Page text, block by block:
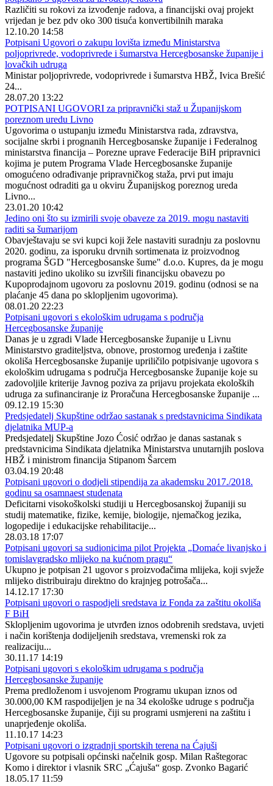
Različiti su rokovi za izvođenje radova, a financijski ovaj projekt
vrijedan je bez pdv oko 300 tisuća konvertibilnih maraka
12.10.20 14:58
Potpisani Ugovori o zakupu lovišta između Ministarstva
poljoprivrede, vodoprivrede i šumarstva Hercegbosanske županije i
lovačkih udruga
Ministar poljoprivrede, vodoprivrede i šumarstva HBŽ, Ivica Brešić
24...
28.07.20 13:22
POTPISANI UGOVORI za pripravnički staž u Županijskom
poreznom uredu Livno
Ugovorima o ustupanju između Ministarstva rada, zdravstva,
socijalne skrbi i prognanih Hercegbosanske županije i Federalnog
ministarstva financija – Porezne uprave Federacije BiH pripravnici
kojima je putem Programa Vlade Hercegbosanske županije
omogućeno odrađivanje pripravničkog staža, prvi put imaju
mogućnost odraditi ga u okviru Županijskog poreznog ureda
Livno...
23.01.20 10:42
Jedino oni što su izmirili svoje obaveze za 2019. mogu nastaviti
raditi sa šumarijom
Obavještavaju se svi kupci koji žele nastaviti suradnju za poslovnu
2020. godinu, za isporuku drvnih sortimenata iz proizvodnog
programa ŠGD "Hercegbosanske šume" d.o.o. Kupres, da je mogu
nastaviti jedino ukoliko su izvršili financijsku obavezu po
Kupoprodajnom ugovoru za poslovnu 2019. godinu (odnosi se na
plaćanje 45 dana po sklopljenim ugovorima).
08.01.20 22:23
Potpisani ugovori s ekološkim udrugama s područja
Hercegbosanske županije
Danas je u zgradi Vlade Hercegbosanske županije u Livnu
Ministarstvo graditeljstva, obnove, prostornog uređenja i zaštite
okoliša Hercegbosanske županije upriličilo potpisivanje ugovora s
ekološkim udrugama s područja Hercegbosanske županije koje su
zadovoljile kriterije Javnog poziva za prijavu projekata ekoloških
udruga za sufinanciranje iz Proračuna Hercegbosanske županije ...
09.12.19 15:30
Predsjedatelj Skupštine održao sastanak s predstavnicima Sindikata
djelatnika MUP-a
Predsjedatelj Skupštine Jozo Ćosić održao je danas sastanak s
predstavnicima Sindikata djelatnika Ministarstva unutarnjih poslova
HBŽ i ministrom financija Stipanom Šarcem
03.04.19 20:48
Potpisani ugovori o dodjeli stipendija za akademsku 2017./2018.
godinu sa osamnaest studenata
Deficitarni visokoškolski studiji u Hercegbosanskoj županiji su
studij matematike, fizike, kemije, biologije, njemačkog jezika,
logopedije i edukacijske rehabilitacije...
28.03.18 17:07
Potpisani ugovori sa sudionicima pilot Projekta „Domaće livanjsko i
tomislavgradsko mlijeko na kućnom pragu“
Ukupno je potpisan 21 ugovor s proizvođačima mlijeka, koji svježe
mlijeko distribuiraju direktno do krajnjeg potrošača...
14.12.17 17:30
Potpisani ugovori o raspodjeli sredstava iz Fonda za zaštitu okoliša
F BiH
Sklopljenim ugovorima je utvrđen iznos odobrenih sredstava, uvjeti
i način korištenja dodijeljenih sredstava, vremenski rok za
realizaciju...
30.11.17 14:19
Potpisani ugovori s ekološkim udrugama s područja
Hercegbosanske županije
Prema predloženom i usvojenom Programu ukupan iznos od
30.000,00 KM raspodijeljen je na 34 ekološke udruge s područja
Hercegbosanske županije, čiji su programi usmjereni na zaštitu i
unaprjeđenje okoliša.
11.10.17 14:23
Potpisani ugovori o izgradnji sportskih terena na Ćajuši
Ugovore su potpisali općinski načelnik gosp. Milan Raštegorac
Komo i direktor i vlasnik SRC „Ćajuša“ gosp. Zvonko Bagarić
18.05.17 11:59